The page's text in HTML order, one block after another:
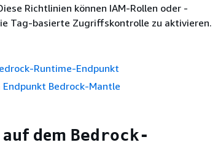
Richtlinien können IAM-Rollen oder -
Tag-basierte Zugriffskontrolle zu aktivieren.
Runtime-Endpunkt
Bedrock-Mantle
auf dem Bedrock-